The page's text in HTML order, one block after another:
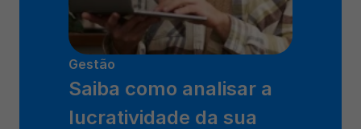
Gestão
Saiba como analisar a
lucratividade da sua